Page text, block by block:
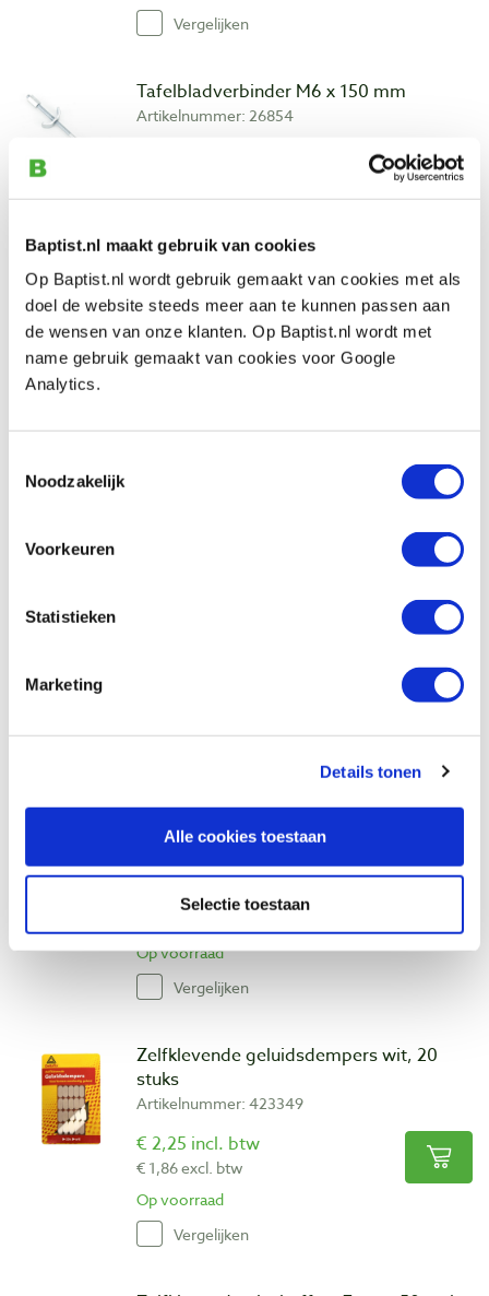
Baptist.nl maakt gebruik van cookies
Op Baptist.nl wordt gebruik gemaakt van cookies met als
doel de website steeds meer aan te kunnen passen aan
de wensen van onze klanten. Op Baptist.nl wordt met
name gebruik gemaakt van cookies voor Google
Analytics.
Noodzakelijk
Voorkeuren
Statistieken
Marketing
Details tonen
Alle cookies toestaan
Selectie toestaan
Vergelijken
Tafelbladverbinder M6 x 150 mm
Artikelnummer: 26854
Vergelijken
Ophanghaak met slobgat 40 x 12,5 mm
verzinkt staal
Artikelnummer: 29756
€ 0,83 excl. btw
Hamburger kastbeslag bout+hoek+plaat,
Vergelijken
Hamburger kastbeslag bout+hoek+hoek,
2 stuks
€ 7,15 incl. btw
Op voorraad
Vergelijken
Zelfklevende geluidsdempers wit, 20
stuks
Artikelnummer: 423349
€ 2,25 incl. btw
€ 1,86 excl. btw
Op voorraad
Vergelijken